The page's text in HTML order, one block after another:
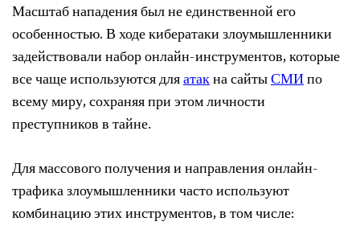
Масштаб нападения был не единственной его
особенностью. В ходе кибератаки злоумышленники
задействовали набор онлайн-инструментов, которые
все чаще используются дляатакна сайтыСМИпо
всему миру, сохраняя при этом личности
преступников в тайне.
Для массового получения и направления онлайн-
трафика злоумышленники часто используют
комбинацию этих инструментов, в том числе: